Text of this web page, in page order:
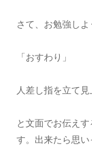
さて、お勉強しよ
「おすわり」
人差し指を立て
と文面でお伝え
す。出来たら思い